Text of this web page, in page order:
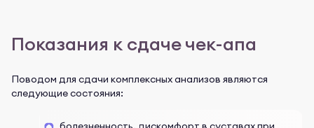
Показания к сдаче чек-апа
Поводом для сдачи комплексных анализов являются
следующие состояния: